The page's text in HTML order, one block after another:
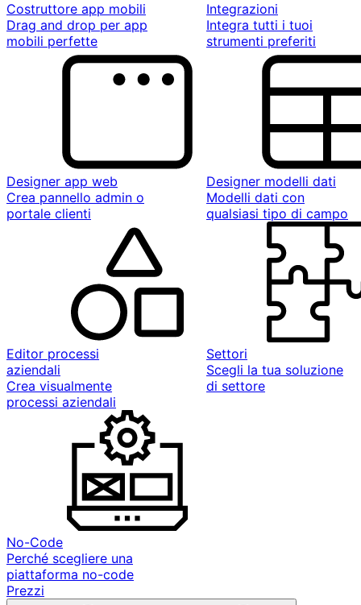
Costruttore app mobili
Drag and drop per app
mobili perfette
Integrazioni
Integra tutti i tuoi
strumenti preferiti
Designer app web
Crea pannello admin o
portale clienti
Designer modelli dati
Modelli dati con
qualsiasi tipo di campo
Editor processi
aziendali
Crea visualmente
processi aziendali
Settori
Scegli la tua soluzione
di settore
No-Code
Perché scegliere una
piattaforma no-code
Prezzi